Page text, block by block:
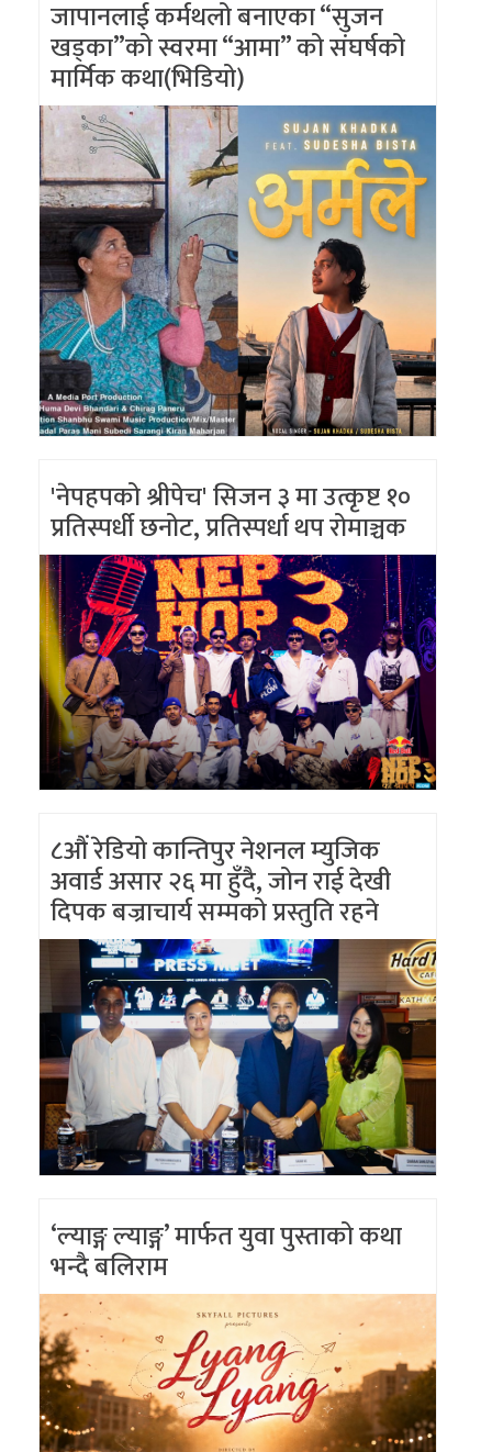
जापानलाई कर्मथलो बनाएका “सुजन
खड्का”को स्वरमा “आमा” को संघर्षको
मार्मिक कथा(भिडियो)
'नेपहपको श्रीपेच' सिजन ३ मा उत्कृष्ट १०
प्रतिस्पर्धी छनोट, प्रतिस्पर्धा थप रोमाञ्चक
८औं रेडियो कान्तिपुर नेशनल म्युजिक
अवार्ड असार २६ मा हुँदै, जोन राई देखी
दिपक बज्राचार्य सम्मको प्रस्तुति रहने
‘ल्याङ्ग ल्याङ्ग’ मार्फत युवा पुस्ताको कथा
भन्दै बलिराम